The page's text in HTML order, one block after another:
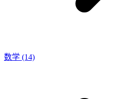
数学 (14)